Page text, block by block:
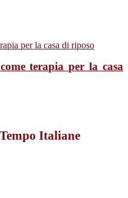
terapia per la casa
Italiane